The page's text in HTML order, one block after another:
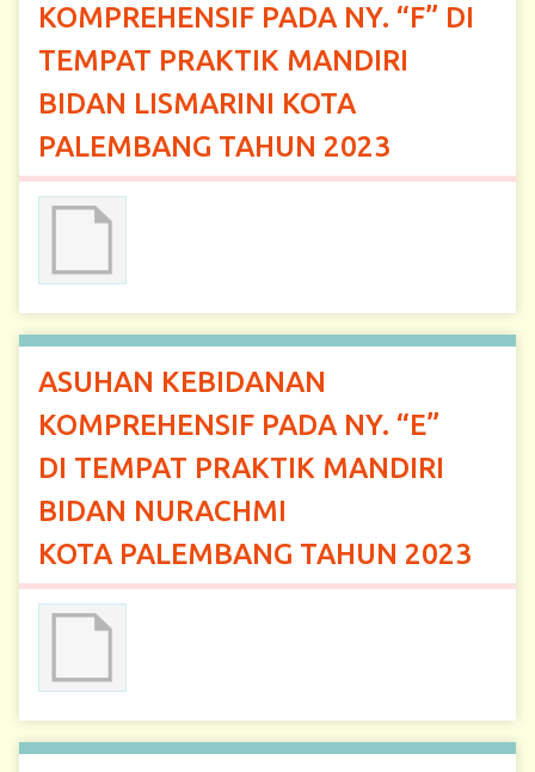
KOMPREHENSIF PADA NY. “F” DI
TEMPAT PRAKTIK MANDIRI
BIDAN LISMARINI KOTA
PALEMBANG TAHUN 2023
ASUHAN KEBIDANAN
KOMPREHENSIF PADA NY. “E”
DI TEMPAT PRAKTIK MANDIRI
BIDAN NURACHMI
KOTA PALEMBANG TAHUN 2023